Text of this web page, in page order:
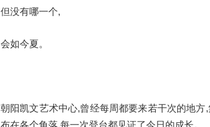
但没有哪一个,
会如今夏。
朝阳凯文艺术中心,曾经每周都要来若干次的地